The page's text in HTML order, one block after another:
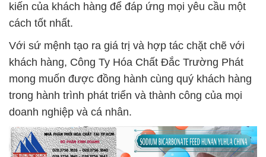
kiến của khách hàng để đáp ứng mọi yêu cầu một
cách tốt nhất.
Với sứ mệnh tạo ra giá trị và hợp tác chặt chẽ với
khách hàng, Công Ty Hóa Chất Đắc Trường Phát
mong muốn được đồng hành cùng quý khách hàng
trong hành trình phát triển và thành công của mọi
doanh nghiệp và cá nhân.